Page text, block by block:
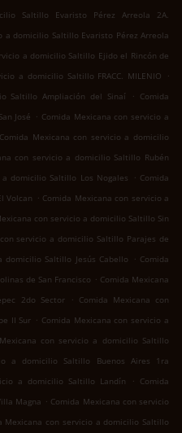
Saltillo Evaristo Pérez Arreola 2A.
a domicilio Saltillo Evaristo Pérez Arreola
a domicilio Saltillo Ejido el Rincón de
a domicilio Saltillo FRACC. MILENIO
.
Saltillo Ampliación del Sinaí
. Comida
José . Comida Mexicana con servicio a
Comida Mexicana con servicio a domicilio
con servicio a domicilio Saltillo Rubén
domicilio Saltillo Los Nogales . Comida
Volcan . Comida Mexicana con servicio a
con servicio a domicilio Saltillo Sin
servicio a domicilio Saltillo Parajes de
domicilio Saltillo Jesús Cabello . Comida
de San Francisco . Comida Mexicana
2do Sector
. Comida Mexicana con
II Sur . Comida Mexicana con servicio a
con servicio a domicilio Saltillo
a domicilio Saltillo Buenos Aires 1ra
a domicilio Saltillo Landín . Comida
Magna . Comida Mexicana con servicio
Mexicana con servicio a domicilio Saltillo